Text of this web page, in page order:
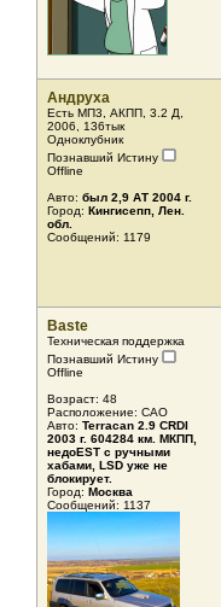
Андруха
Есть МП3, АКПП, 3.2 Д,
2006, 136тык
Одноклубник
Познавший Истину
Offline
Авто: был 2,9 AТ 2004 г.
Город: Кингисепп, Лен.
обл.
Сообщений: 1179
Baste
Техническая поддержка
Познавший Истину
Offline
Возраст: 48
Расположение: САО
Авто: Terracan 2.9 CRDI
2003 г. 604284 км. МКПП,
недоEST с ручными
хабами, LSD уже не
блокирует.
Город: Москва
Сообщений: 1137